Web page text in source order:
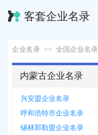
客套企业名录
企业名录 >> 全国企业名录
内蒙古企业名录
兴安盟企业名录
呼和浩特市企业名录
锡林郭勒盟企业名录